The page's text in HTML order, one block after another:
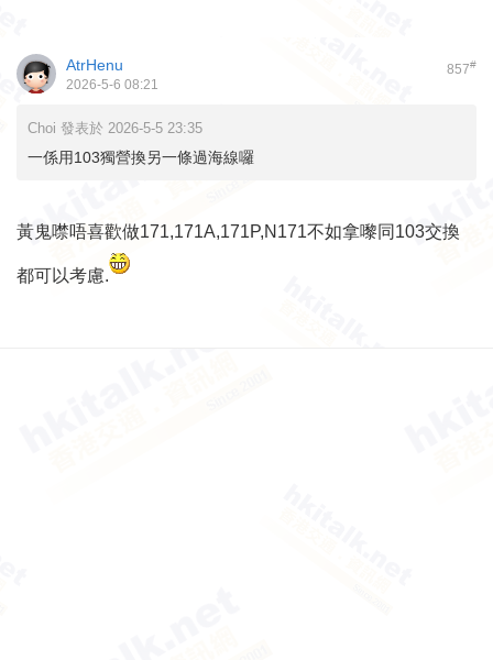
857#
AtrHenu
2026-5-6 08:21
Choi 發表於 2026-5-5 23:35
一係用103獨營換另一條過海線囉
黃鬼噤唔喜歡做171,171A,171P,N171不如拿嚟同103交換
都可以考慮.